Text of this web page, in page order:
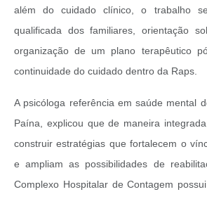
além do cuidado clínico, o trabalho
qualificada dos familiares, orientação
organização de um plano terapêutico
continuidade do cuidado dentro da Raps.
A psicóloga referência em saúde mental
Paína, explicou que de maneira
construir estratégias que fortalecem o
e ampliam as possibilidades de
Complexo Hospitalar de Contagem